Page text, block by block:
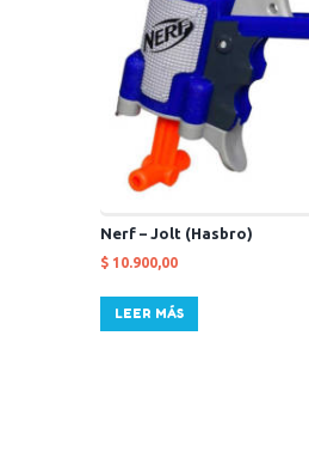
Nerf – Jolt (Hasbro)
$ 10.900,00
LEER MÁS